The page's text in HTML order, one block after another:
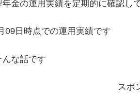
金の運用実績を定期的に確認し
09日時点での運用実績です
な話です
スポ